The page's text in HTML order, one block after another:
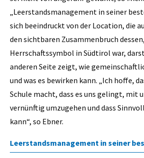
„Leerstandsmanagement in seiner
sich beeindruckt von der Location, die
den sichtbaren Zusammenbruch
Herrschaftssymbol in Südtirol war,
anderen Seite zeigt, wie
und was es bewirken kann. „Ich hoffe,
Schule macht, dass es uns gelingt, mit
vernünftig umzugehen und dass
kann“, so Ebner.
Leerstandsmanagement in seiner